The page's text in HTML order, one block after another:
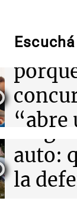
Santa Fe e
kitesurfista
14:04 Tecnología
Hackers
clientes de
ciberataque
Tecnología
Cloudflare
navegador
de IA
“abre
Edición
Audio.
fuego
auto:
la
Audio.